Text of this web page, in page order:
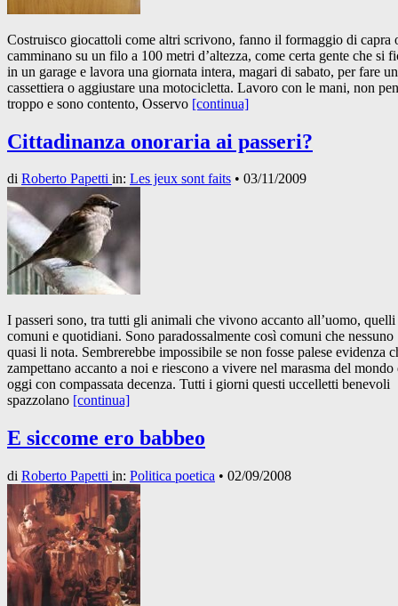
Costruisco giocattoli come altri scrivono, fanno il formaggio di capra
camminano su un filo a 100 metri d’altezza, come certa gente che si
in un garage e lavora una giornata intera, magari di sabato, per fare
cassettiera o aggiustare una motocicletta. Lavoro con le mani, non
troppo e sono contento, Osservo [continua]
Cittadinanza onoraria ai passeri?
di Roberto Papetti in: Les jeux sont faits • 03/11/2009
I passeri sono, tra tutti gli animali che vivono accanto all’uomo,
comuni e quotidiani. Sono paradossalmente così comuni che nessuno
quasi li nota. Sembrerebbe impossibile se non fosse palese evidenza
zampettano accanto a noi e riescono a vivere nel marasma del mondo
oggi con compassata decenza. Tutti i giorni questi uccelletti benevoli
spazzolano [continua]
E siccome ero babbeo
di Roberto Papetti in: Politica poetica • 02/09/2008